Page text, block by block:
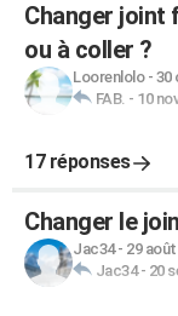
Changer joint
ou à coller ?
Loorenlolo- 30
FAB. - 10
17 réponses
Changer le
Jac34- 29 août
Jac34- 20